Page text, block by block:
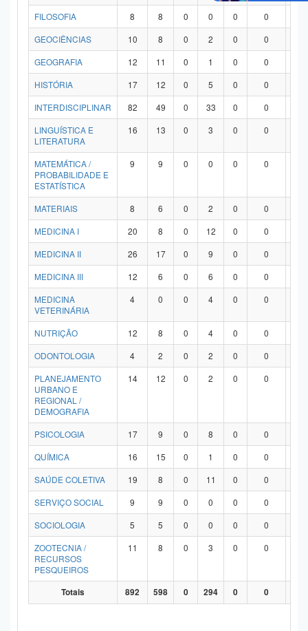
FILOSOFIA
8 8 0 0 0 0
GEOCIÊNCIAS
10 8 0 2 0 0
GEOGRAFIA
12 11 0 1 0 0
HISTÓRIA
17 12 0 5 0 0
INTERDISCIPLINAR
82 49 0 33 0 0
LINGUÍSTICA E
LITERATURA
16 13 0 3 0 0
MATEMÁTICA /
PROBABILIDADE E
ESTATÍSTICA
9 9 0 0 0 0
MATERIAIS 8 6 0 2 0 0
MEDICINA I
20 8 0 12 0 0
MEDICINA II
26 17 0 9 0 0
MEDICINA III
12 6 0 6 0 0
MEDICINA
VETERINÁRIA
4 0 0 4 0 0
NUTRIÇÃO 12 8 0 4 0 0
ODONTOLOGIA
4 2 0 2 0 0
PLANEJAMENTO
URBANO E
REGIONAL /
DEMOGRAFIA
14 12 0 2 0 0
PSICOLOGIA 17 9 0 8 0 0
QUÍMICA
16 15 0 1 0 0
SAÚDE COLETIVA
19 8 0 11 0 0
SERVIÇO SOCIAL
9 9 0 0 0 0
SOCIOLOGIA
5 5 0 0 0 0
ZOOTECNIA /
RECURSOS
PESQUEIROS
11 8 0 3 0 0
Totais 892 598 0 294 0 0